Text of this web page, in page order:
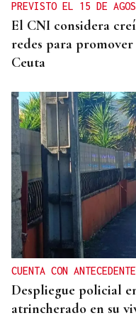
PREVISTO EL 15 DE
El CNI considera
redes para
Ceuta
CUENTA CON
Despliegue policial
atrincherado en su